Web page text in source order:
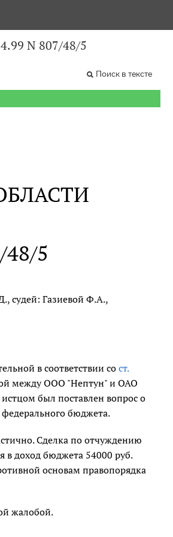
N 807/48/5
Поиск в тексте
48/5
судей: Газиевой Ф.А.,
в соответствии сост.
между ООО "Нептун" и ОАО
был поставлен вопрос о
бюджета.
Сделка по отчуждению
в доход бюджета 54000 руб.
основам правопорядка
жалобой.